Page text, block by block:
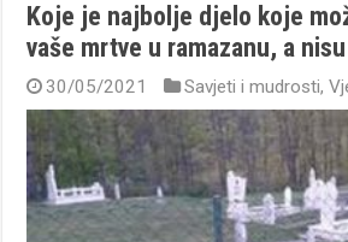
Koje je najbolje djelo koje
vaše mrtve u ramazanu, a
30/05/2021 Savjeti i mudrosti,